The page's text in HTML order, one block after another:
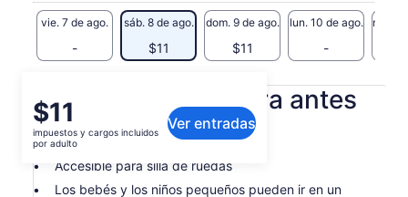
vie. 7 de ago.
-
sáb. 8 de ago.
$11
dom. 9 de ago.
$11
lun. 10 de ago.
-
mar.
El
precio
es
de
$11
impuestos y cargos incluidos
por adulto
Ver entradas
Información útil para antes
de reservar
Accesible para silla de ruedas
Los bebés y los niños pequeños pueden ir en un